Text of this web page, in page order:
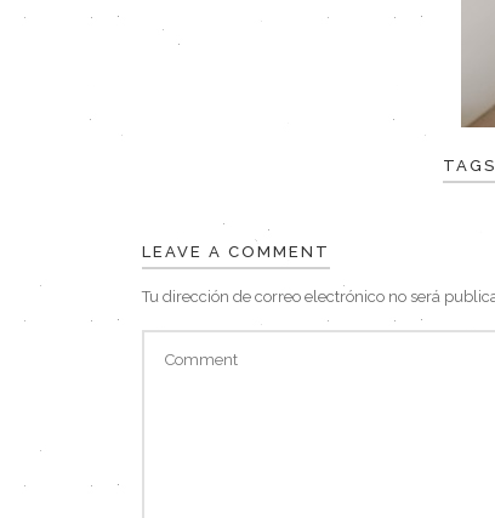
TAGS
LEAVE A COMMENT
Tu dirección de correo electrónico no será